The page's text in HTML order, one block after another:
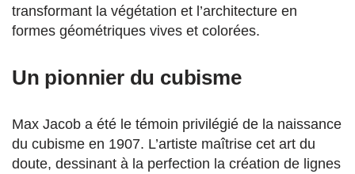
transformant la végétation et l’architecture en
formes géométriques vives et colorées.
Un pionnier du cubisme
Max Jacob a été le témoin privilégié de la naissance
du cubisme en 1907. L’artiste maîtrise cet art du
doute, dessinant à la perfection la création de lignes